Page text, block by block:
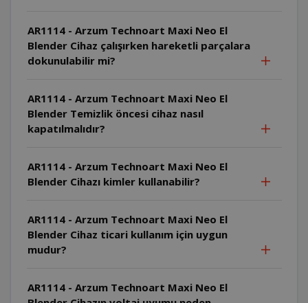
AR1114 - Arzum Technoart Maxi Neo El
Blender Cihaz çalışırken hareketli parçalara
dokunulabilir mi?
AR1114 - Arzum Technoart Maxi Neo El
Blender Temizlik öncesi cihaz nasıl
kapatılmalıdır?
AR1114 - Arzum Technoart Maxi Neo El
Blender Cihazı kimler kullanabilir?
AR1114 - Arzum Technoart Maxi Neo El
Blender Cihaz ticari kullanım için uygun
mudur?
AR1114 - Arzum Technoart Maxi Neo El